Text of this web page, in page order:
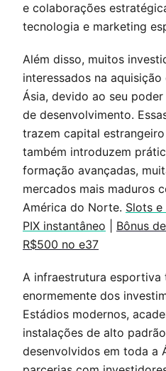
e colaborações
tecnologia e marketing
Além disso, muitos
interessados na
Ásia, devido ao seu
de desenvolvimento.
trazem capital
também introduzem
formação avançadas,
mercados mais maduros
América do Norte. Slots
PIX instantâneo
Bônus
R$500 no e37
A infraestrutura esportiva
enormemente dos
Estádios modernos,
instalações de alto
desenvolvidos em toda a